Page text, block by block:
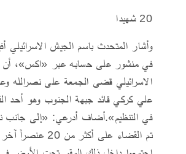
20 شهيدا
وأشار المتحدث باسم الجيش الاسرائيلي
في منشور على حسابه عبر «اكس»،
الاسرائيلي قضى الجمعة على نصرالله
علي كركي قائد جبهة الجنوب وهو أحد
في التنظيم».أضاف أدرعي: «إلى جانب
تم القضاء على أكثر